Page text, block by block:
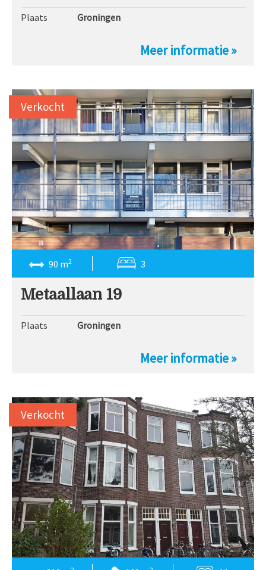
Plaats Groningen
Meer informatie »
90 m2 3
Metaallaan 19
Plaats Groningen
Meer informatie »
Verkocht
Verkocht